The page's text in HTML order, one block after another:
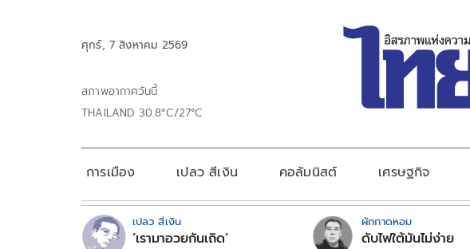
ศุกร์, 7 สิงหาคม 2569
สภาพอากาศวันนี้
THAILAND 30.8°C/27°C
การเมือง เปลว สีเงิน คอลัมนิสต์ เศรษฐกิจ
เปลว สีเงิน
‘เรามาอวยกันเถิด’
ผักกาดหอม
ดับไฟใต้มันไม่ง่าย